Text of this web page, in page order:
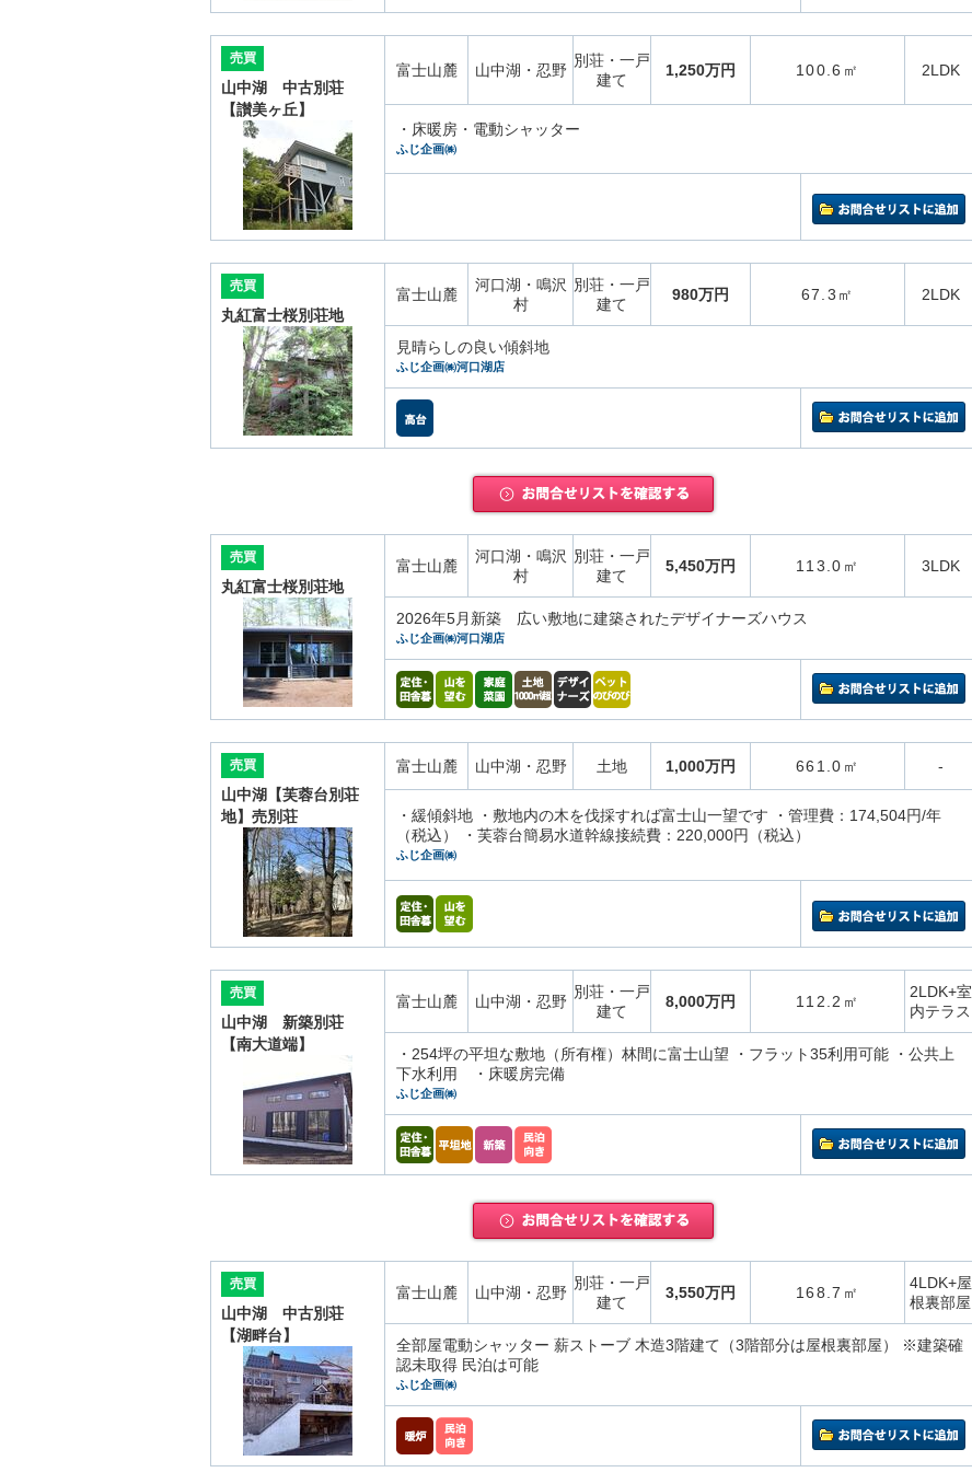
売買
山中湖 中古別荘
【讃美ヶ丘】
富士山麓 山中湖・忍野
別荘・一戸
建て
1,250万円 100.6㎡ 2LDK
・床暖房・電動シャッター
ふじ企画㈱
売買
丸紅富士桜別荘地
富士山麓
河口湖・鳴沢
村
別荘・一戸
建て
980万円 67.3㎡ 2LDK
見晴らしの良い傾斜地
ふじ企画㈱河口湖店
売買
丸紅富士桜別荘地
富士山麓
河口湖・鳴沢
村
別荘・一戸
建て
5,450万円 113.0㎡ 3LDK
2026年5月新築 広い敷地に建築されたデザイナーズハウス
ふじ企画㈱河口湖店
売買
山中湖【芙蓉台別荘
地】売別荘
富士山麓 山中湖・忍野 土地 1,000万円 661.0㎡ -
・緩傾斜地 ・敷地内の木を伐採すれば富士山一望です ・管理費：174,504円/年
（税込） ・芙蓉台簡易水道幹線接続費：220,000円（税込）
ふじ企画㈱
売買
山中湖 新築別荘
【南大道端】
富士山麓 山中湖・忍野
別荘・一戸
建て
8,000万円 112.2㎡
2LDK+室
内テラス
・254坪の平坦な敷地（所有権）林間に富士山望 ・フラット35利用可能 ・公共上
下水利用 ・床暖房完備
ふじ企画㈱
売買
山中湖 中古別荘
【湖畔台】
富士山麓 山中湖・忍野
別荘・一戸
建て
3,550万円 168.7㎡
4LDK+屋
根裏部屋
全部屋電動シャッター 薪ストーブ 木造3階建て（3階部分は屋根裏部屋） ※建築確
認未取得 民泊は可能
ふじ企画㈱